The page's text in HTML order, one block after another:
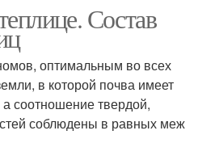
Состав
оптимальным во всех
в которой почва имеет
соотношение твердой,
соблюдены в равных меж